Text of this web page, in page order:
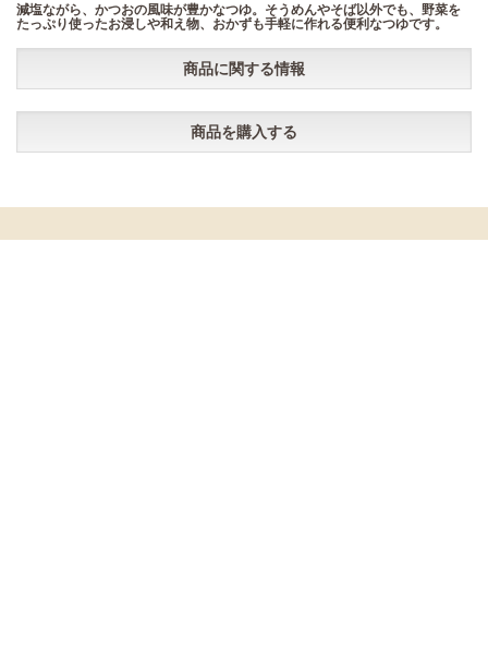
減塩ながら、かつおの風味が豊かなつゆ。そうめんやそば以外でも、野菜を
たっぷり使ったお浸しや和え物、おかずも手軽に作れる便利なつゆです。
商品に関する情報
商品を購入する